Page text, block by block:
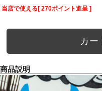
当店で使える[ 270ポイント進呈 ]
カー
商品説明